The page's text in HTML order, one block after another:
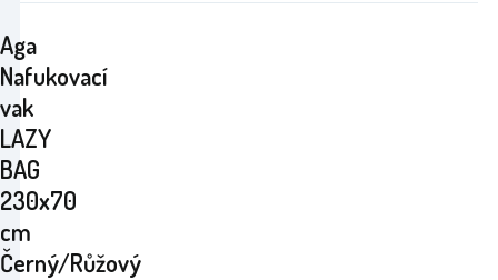
Aga
Nafukovací
vak
LAZY
BAG
230x70
cm
Černý/Růžový